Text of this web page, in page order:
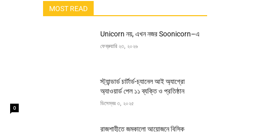
0
MOST READ
Unicorn নয়, এখন নজর Soonicorn–এ
ফেব্রুয়ারি ২৩, ২০২৬
স্ট্যান্ডার্ড চার্টার্ড-চ্যানেল আই অ্যাগ্রো
অ্যাওয়ার্ড পেল ১১ ব্যক্তি ও প্রতিষ্ঠান
ডিসেম্বর ৩, ২০২৫
রাজশাহীতে জমকালো আয়োজনে বিসিক